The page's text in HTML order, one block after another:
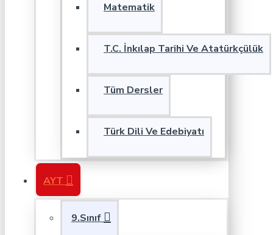
Matematik
T.C. İnkılap Tarihi Ve Atatürkçülük
Tüm Dersler
Türk Dili Ve Edebiyatı
AYT
9.Sınıf